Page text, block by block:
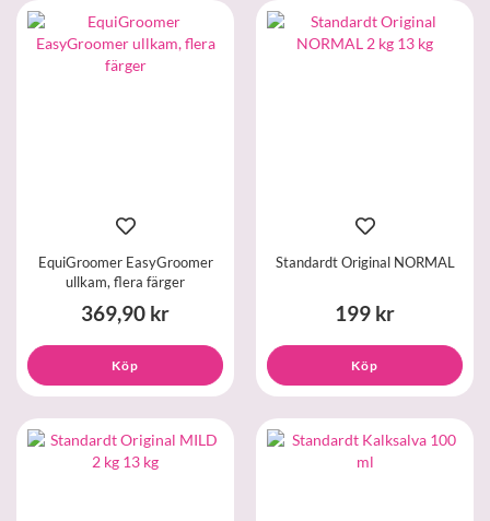
EquiGroomer EasyGroomer
ullkam, flera färger
369,90 kr
Köp
Standardt Original NORMAL
199 kr
Köp